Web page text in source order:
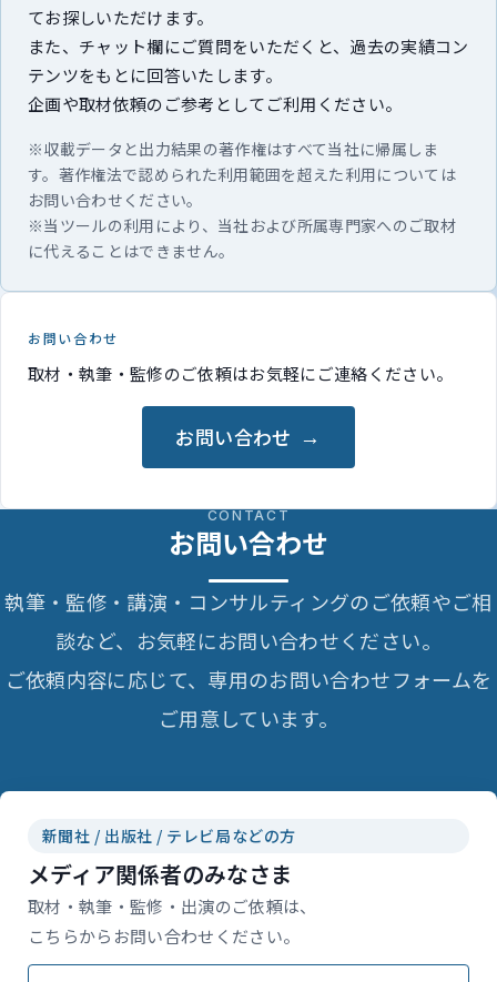
てお探しいただけます。
また、チャット欄にご質問をいただくと、過去の実績コン
テンツをもとに回答いたします。
企画や取材依頼のご参考としてご利用ください。
※収載データと出力結果の著作権はすべて当社に帰属しま
す。著作権法で認められた利用範囲を超えた利用については
お問い合わせください。
※当ツールの利用により、当社および所属専門家へのご取材
に代えることはできません。
お問い合わせ
取材・執筆・監修のご依頼はお気軽にご連絡ください。
お問い合わせ
CONTACT
お問い合わせ
執筆・監修・講演・コンサルティングのご依頼やご相
談など、お気軽にお問い合わせください。
ご依頼内容に応じて、専用のお問い合わせフォームを
ご用意しています。
新聞社 / 出版社 / テレビ局などの方
メディア関係者のみなさま
取材・執筆・監修・出演のご依頼は、
こちらからお問い合わせください。